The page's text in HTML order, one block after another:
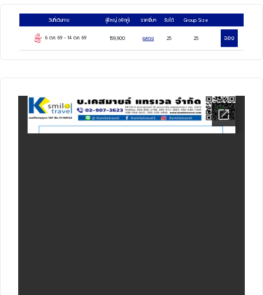
Selfridges, บิซสืเตอร์เอ้าท์เล็ต วิลเลจ, กรุง
ลอนดอน, พระราชวังบัคกิ้งแฮม, หอนาฬิกาบิ๊ก
ร้านโฟซีซั่น, สเต็กสไตล์บราซิลเลี่ยน
วันที่เดินทาง ผู้ใหญ่ (พักคู่) ราคาอื่นๆ รับได้ Group Size
6 ต.ค. 69 -14 ต.ค. 69 159,900 แสดง 25 25 จอง